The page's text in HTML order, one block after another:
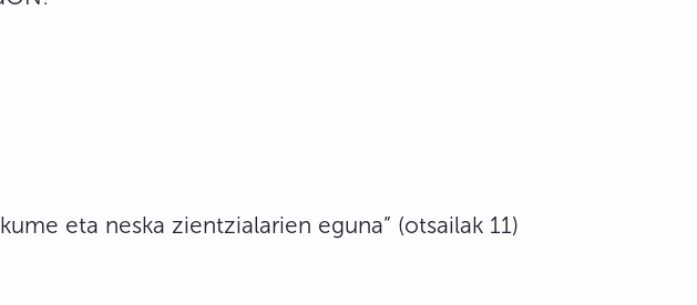
eta neska zientzialarien eguna” (otsailak 11)